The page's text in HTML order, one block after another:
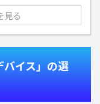
見る
イス」の選